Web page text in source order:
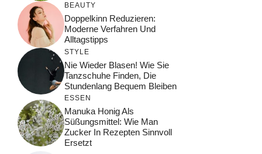
BEAUTY
Doppelkinn Reduzieren:
Moderne Verfahren Und
Alltagstipps
STYLE
Nie Wieder Blasen! Wie Sie
Tanzschuhe Finden, Die
Stundenlang Bequem Bleiben
ESSEN
Manuka Honig Als
Süßungsmittel: Wie Man
Zucker In Rezepten Sinnvoll
Ersetzt